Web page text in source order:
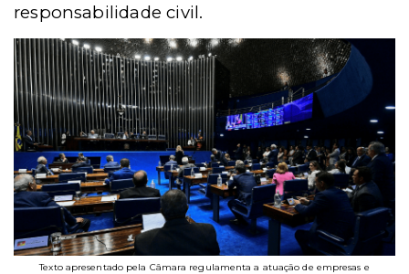
responsabilidade civil.
Texto apresentado pela Câmara regulamenta a atuação de empresas e